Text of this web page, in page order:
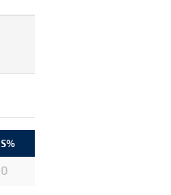
S%
0